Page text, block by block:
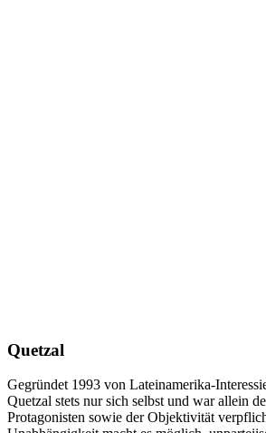
Quetzal
Gegründet 1993 von Lateinamerika-
Quetzal stets nur sich selbst und war allein
Protagonisten sowie der Objektivität